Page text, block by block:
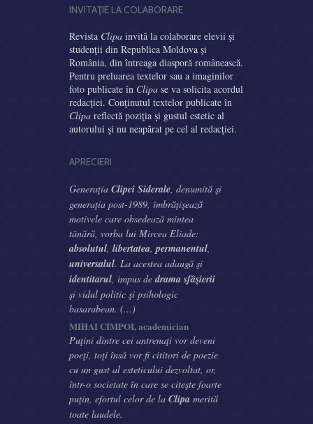
INVITAŢIE LA COLABORARE
Revista Clipa invită la colaborare elevii şi
studenţii din Republica Moldova şi
România, din întreaga diasporă românească.
Pentru preluarea textelor sau a imaginilor
foto publicate în Clipa se va solicita acordul
redacţiei. Conţinutul textelor publicate în
Clipa reflectă poziţia şi gustul estetic al
autorului şi nu neapărat pe cel al redacţiei.
APRECIERI
Generaţia Clipei Siderale, denumită şi
generaţia post-1989, îmbrăţişează
motivele care obsedează mintea
tânără, vorba lui Mircea Eliade:
absolutul, libertatea,permanentul,
universalul. La acestea adaugă şi
identitarul, impus dedrama sfâşierii
şi vidul politic şi psihologic
basarabean. (...)
MIHAI CIMPOI, academician
Puţini dintre cei antrenaţi vor deveni
poeţi, toţi însă vor fi cititori de poezie
cu un gust al esteticului dezvoltat, or,
într-o societate în care se citeşte foarte
puţin, efortul celor de la Clipa merită
toate laudele.